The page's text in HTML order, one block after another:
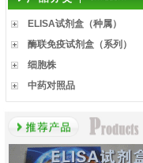
ELISA试剂盒（种属）
酶联免疫试剂盒（系列）
细胞株
中药对照品